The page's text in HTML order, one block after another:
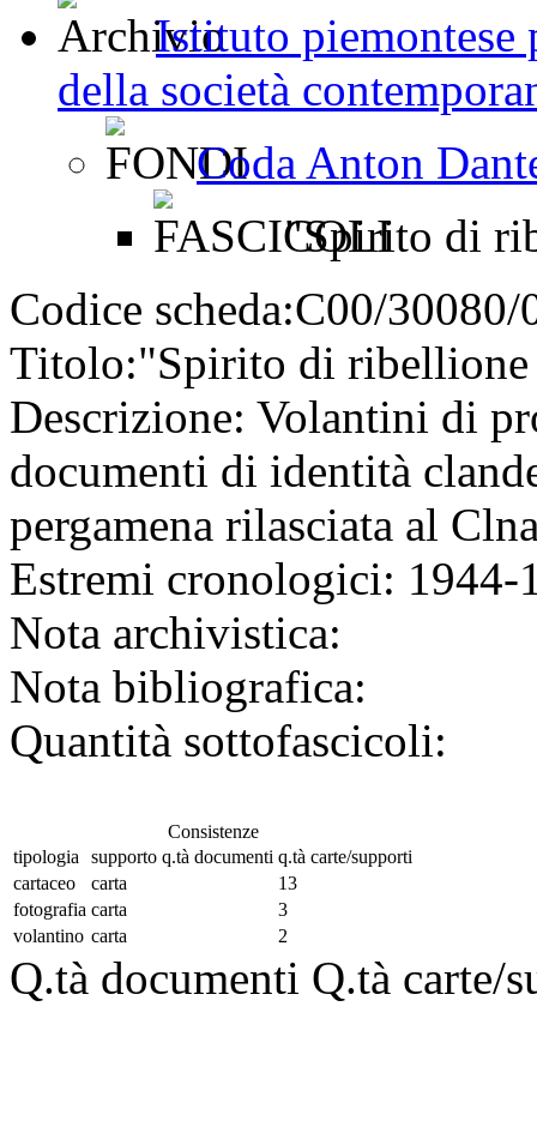
Istituto piemontese
della società
Coda Anton
"Spirito di
Codice scheda:C00/30080/
Titolo:"Spirito di ribellione
Descrizione: Volantini di
documenti di identità
pergamena rilasciata al
Estremi cronologici: 1944-
Nota archivistica:
Nota bibliografica:
Quantità sottofascicoli:
Consistenze
tipologia
supporto q.tà documenti q.tà carte/supporti
cartaceo
carta
13
fotografia carta
3
volantino carta 2
Q.tà documenti Q.tà carte/